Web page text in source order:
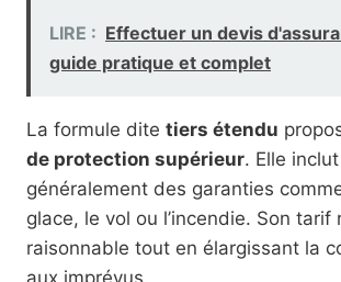
LIRE : Effectuer un devis
guide pratique et complet
La formule dite tiers étendu
de protection supérieur. Elle inclut
généralement des garanties
glace, le vol ou l’incendie. Son tarif
raisonnable tout en élargissant la
aux imprévus.